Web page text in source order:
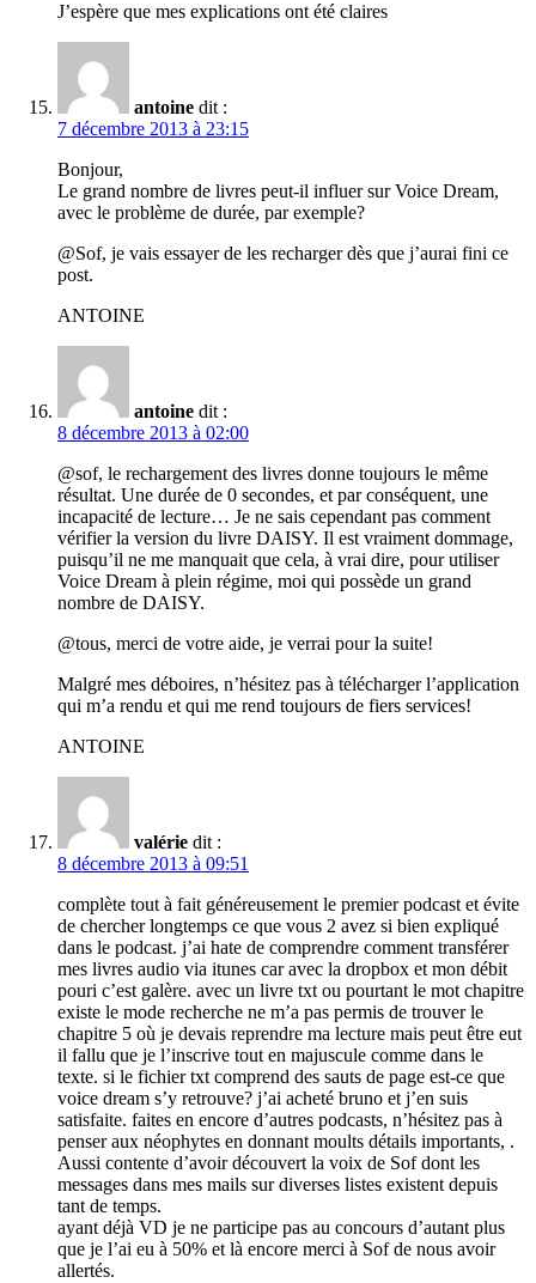
J’espère que mes explications ont été claires
antoine dit :
7 décembre 2013 à 23:15
Bonjour,
Le grand nombre de livres peut-il influer sur Voice Dream,
avec le problème de durée, par exemple?
@Sof, je vais essayer de les recharger dès que j’aurai fini ce
post.
ANTOINE
antoine dit :
8 décembre 2013 à 02:00
@sof, le rechargement des livres donne toujours le même
résultat. Une durée de 0 secondes, et par conséquent, une
incapacité de lecture… Je ne sais cependant pas comment
vérifier la version du livre DAISY. Il est vraiment dommage,
puisqu’il ne me manquait que cela, à vrai dire, pour utiliser
Voice Dream à plein régime, moi qui possède un grand
nombre de DAISY.
@tous, merci de votre aide, je verrai pour la suite!
Malgré mes déboires, n’hésitez pas à télécharger l’application
qui m’a rendu et qui me rend toujours de fiers services!
ANTOINE
valérie dit :
8 décembre 2013 à 09:51
complète tout à fait généreusement le premier podcast et évite
de chercher longtemps ce que vous 2 avez si bien expliqué
dans le podcast. j’ai hate de comprendre comment transférer
mes livres audio via itunes car avec la dropbox et mon débit
pouri c’est galère. avec un livre txt ou pourtant le mot chapitre
existe le mode recherche ne m’a pas permis de trouver le
chapitre 5 où je devais reprendre ma lecture mais peut être eut
il fallu que je l’inscrive tout en majuscule comme dans le
texte. si le fichier txt comprend des sauts de page est-ce que
voice dream s’y retrouve? j’ai acheté bruno et j’en suis
satisfaite. faites en encore d’autres podcasts, n’hésitez pas à
penser aux néophytes en donnant moults détails importants, .
Aussi contente d’avoir découvert la voix de Sof dont les
messages dans mes mails sur diverses listes existent depuis
tant de temps.
ayant déjà VD je ne participe pas au concours d’autant plus
que je l’ai eu à 50% et là encore merci à Sof de nous avoir
allertés.